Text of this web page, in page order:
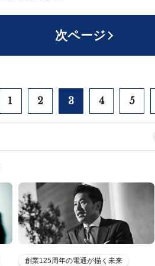
次ページ
1 2 3 4 5
創業125周年の電通が描く未来